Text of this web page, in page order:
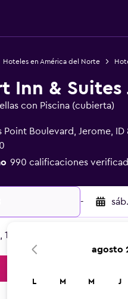
Hoteles en América del Norte
Inn & Suites
con Piscina (cubierta)
Point Boulevard, Jerome, ID
990 calificaciones
-
1 habitación
agosto
L M M J